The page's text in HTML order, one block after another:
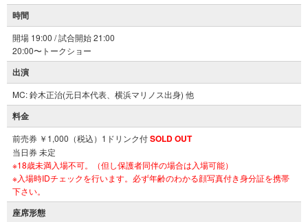
時間
開場 19:00 / 試合開始 21:00
20:00〜トークショー
出演
MC: 鈴木正治(元日本代表、横浜マリノス出身) 他
料金
前売券 ￥1,000（税込）1ドリンク付SOLD OUT
当日券 未定
※18歳未満入場不可。（但し保護者同伴の場合は入場可能）
※入場時IDチェックを行います。必ず年齢のわかる顔写真付き身分証を携帯
下さい。
座席形態